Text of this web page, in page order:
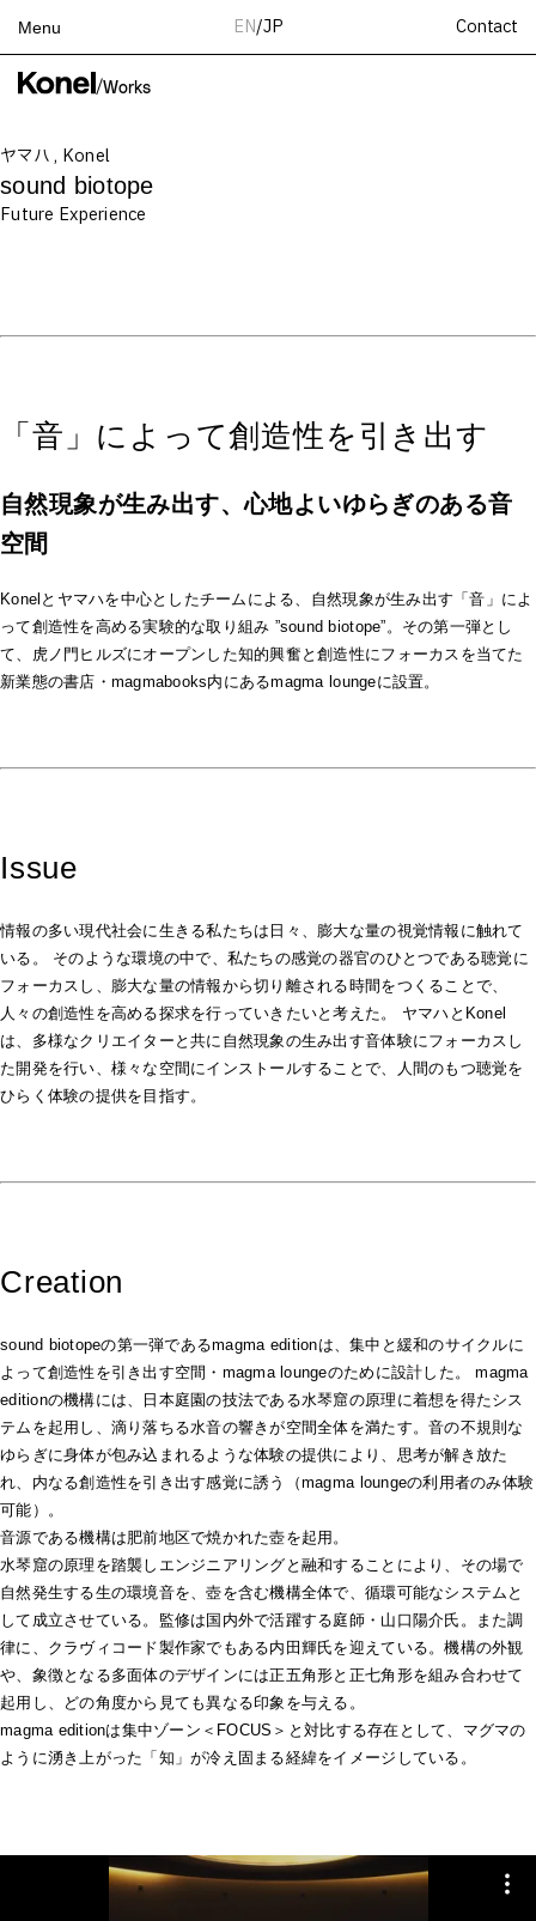
Menu EN/JP Contact
Top
Services
Teams
Recruit
/Works
ヤマハ , Konel
sound biotope
Future Experience
「音」によって創造性を引き出す
自然現象が生み出す、心地よいゆらぎのある音
空間
Konelとヤマハを中心としたチームによる、自然現象が生み出す「音」によ
って創造性を高める実験的な取り組み ”sound biotope”。その第一弾とし
て、虎ノ門ヒルズにオープンした知的興奮と創造性にフォーカスを当てた
新業態の書店・magmabooks内にあるmagma loungeに設置。
Issue
情報の多い現代社会に生きる私たちは日々、膨大な量の視覚情報に触れて
いる。 そのような環境の中で、私たちの感覚の器官のひとつである聴覚に
フォーカスし、膨大な量の情報から切り離される時間をつくることで、
人々の創造性を高める探求を行っていきたいと考えた。 ヤマハとKonel
は、多様なクリエイターと共に自然現象の生み出す音体験にフォーカスし
た開発を行い、様々な空間にインストールすることで、人間のもつ聴覚を
ひらく体験の提供を目指す。
Creation
sound biotopeの第一弾であるmagma editionは、集中と緩和のサイクルに
よって創造性を引き出す空間・magma loungeのために設計した。 magma
editionの機構には、日本庭園の技法である水琴窟の原理に着想を得たシス
テムを起用し、滴り落ちる水音の響きが空間全体を満たす。音の不規則な
ゆらぎに身体が包み込まれるような体験の提供により、思考が解き放た
れ、内なる創造性を引き出す感覚に誘う（magma loungeの利用者のみ体験
可能）。
音源である機構は肥前地区で焼かれた壺を起用。
水琴窟の原理を踏襲しエンジニアリングと融和することにより、その場で
自然発生する生の環境音を、壺を含む機構全体で、循環可能なシステムと
して成立させている。監修は国内外で活躍する庭師・山口陽介氏。また調
律に、クラヴィコード製作家でもある内田輝氏を迎えている。機構の外観
や、象徴となる多面体のデザインには正五角形と正七角形を組み合わせて
起用し、どの角度から見ても異なる印象を与える。
magma editionは集中ゾーン＜FOCUS＞と対比する存在として、マグマの
ように湧き上がった「知」が冷え固まる経緯をイメージしている。